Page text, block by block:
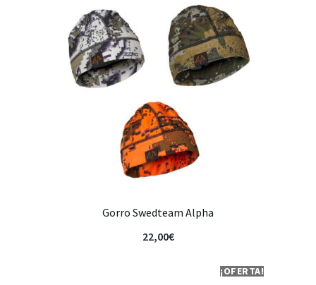
Gorro Swedteam Alpha
22,00€
¡OFERTA!